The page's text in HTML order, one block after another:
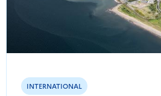
INTERNATIONAL